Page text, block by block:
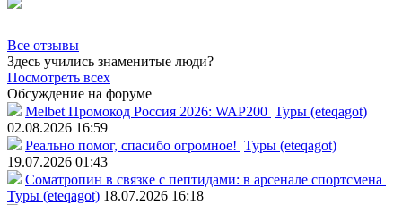
Все отзывы
Здесь учились знаменитые люди?
Посмотреть всех
Обсуждение на форуме
Melbet Промокод Россия 2026: WAP200 Туры (eteqagot)
02.08.2026 16:59
Реально помог, спасибо огромное! Туры (eteqagot)
19.07.2026 01:43
Соматропин в связке с пептидами: в арсенале спортсмена
Туры (eteqagot) 18.07.2026 16:18